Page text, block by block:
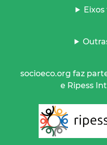
socioeco.org faz
e Ripess